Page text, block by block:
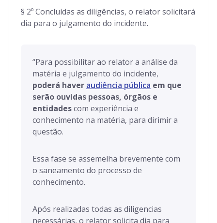
§ 2º Concluídas as diligências, o relator solicitará
dia para o julgamento do incidente.
“Para possibilitar ao relator a análise da
matéria e julgamento do incidente,
poderá haver audiência pública em que
serão ouvidas pessoas, órgãos e
entidadescom experiência e
conhecimento na matéria, para dirimir a
questão.
Essa fase se assemelha brevemente com
o saneamento do processo de
conhecimento.
Após realizadas todas as diligencias
necessárias, o relator solicita dia para